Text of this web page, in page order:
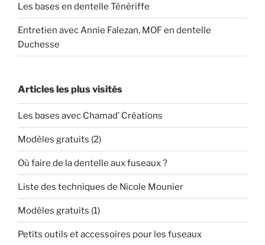
Les bases en dentelle Ténériffe
Entretien avec Annie Falezan, MOF en dentelle
Duchesse
Articles les plus visités
Les bases avec Chamad’ Créations
Modèles gratuits (2)
Où faire de la dentelle aux fuseaux ?
Liste des techniques de Nicole Mounier
Modèles gratuits (1)
Petits outils et accessoires pour les fuseaux